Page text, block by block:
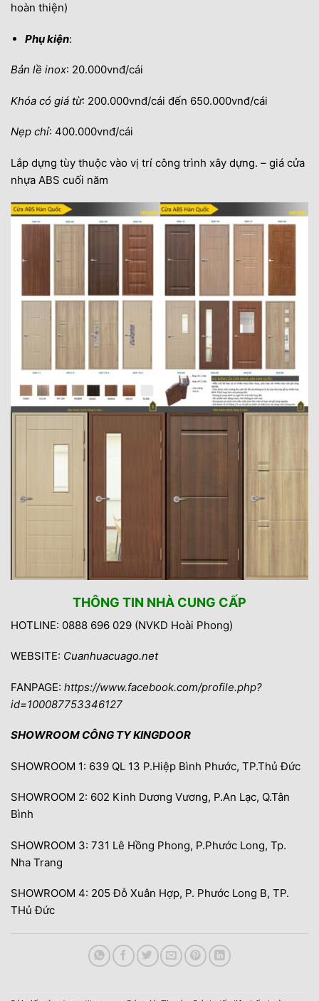
hoàn thiện)
Phụ kiện:
Bản lề inox: 20.000vnđ/cái
Khóa có giá từ: 200.000vnđ/cái đến 650.000vnđ/cái
Nẹp chỉ: 400.000vnđ/cái
Lắp dựng tùy thuộc vào vị trí công trình xây dựng. – giá cửa
nhựa ABS cuối năm
THÔNG TIN NHÀ CUNG CẤP
HOTLINE: 0888 696 029 (NVKD Hoài Phong)
WEBSITE: Cuanhuacuago.net
FANPAGE: https://www.facebook.com/profile.php?
id=100087753346127
SHOWROOM CÔNG TY KINGDOOR
SHOWROOM 1: 639 QL 13 P.Hiệp Bình Phước, TP.Thủ Đức
SHOWROOM 2: 602 Kinh Dương Vương, P.An Lạc, Q.Tân
Bình
SHOWROOM 3: 731 Lê Hồng Phong, P.Phước Long, Tp.
Nha Trang
SHOWROOM 4: 205 Đỗ Xuân Hợp, P. Phước Long B, TP.
THủ Đức